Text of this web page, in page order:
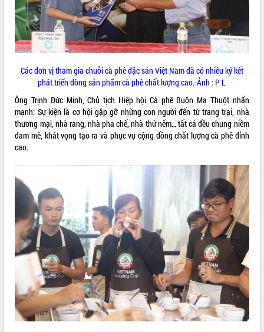
VIDEO
Khám bệnh, cấp phát thuốc miễn phí
Hội nghị UBND tỉnh Đắk Lắk thường kỳ
tháng 7/2026
Lễ truy tặng danh hiệu “Bà Mẹ Việt
Nam Anh hùng” và trao Huân chương
Lao động
UBND tỉnh Đắk Lắk triển khai nhiệm
vụ 6 tháng cuối năm 2026
Kỳ họp thứ Hai, Hội đồng nhân dân
tỉnh khóa XI quyết nghị nhiều nội dung
quan trọng
Bí thư Tỉnh ủy Lương Nguyễn Minh
Triết thăm, tặng quà người có công với
cách mạng
ALBUM ẢNH
Các đơn vị tham gia chuỗi cà phê đặc sản Việt Nam đã có nhiều ký kết
phát triển dòng sản phẩm cà phê chất lượng cao.-Ảnh : P L
Ông Trịnh Đức Minh, Chủ tịch Hiệp hội Cà phê Buôn Ma Thuột nhấn
mạnh: Sự kiện là cơ hội gặp gỡ những con người đến từ trang trại, nhà
thương mại, nhà rang, nhà pha chế, nhà thử nếm… tất cả đều chung niềm
đam mê, khát vọng tạo ra và phục vụ cộng đồng chất lượng cà phê đỉnh
cao.